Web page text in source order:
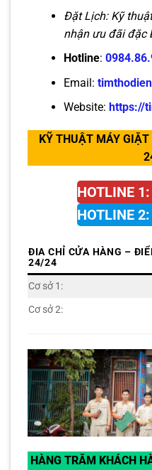
Đặt Lịch: Kỹ
nhận ưu đãi đặc
Hotline:
Email:
Website: https://
KỸ THUẬT MÁY
HOTLINE
HOTLINE
ĐIA CHỈ CỬA HÀNG –
24/24
Cơ sở 1:
Cơ sở 2:
HÀNG TRĂM KHÁCH